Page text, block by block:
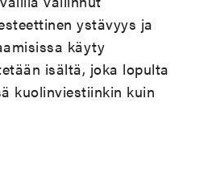
ystävyys ja
käyty
isältä, joka lopulta
kuolinviestiinkin kuin